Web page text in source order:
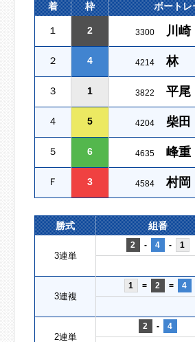
着 枠 ボートレ
１ 2 3300 川
２ 4 4214 林
３ 1 3822 平
４ 5 4204 柴
５ 6 4635 峰
Ｆ 3 4584 村
勝式 組番
3連単
2 - 4 - 1
3連複
1 = 2 = 4
2連単
2 - 4